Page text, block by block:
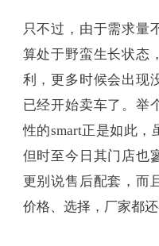
只不过，由于需求量
算处于野蛮生长状态
利，更多时候会出现
已经开始卖车了。举
性的smart正是如此，
但时至今日其门店也
更别说售后配套，而
价格、选择，厂家都还